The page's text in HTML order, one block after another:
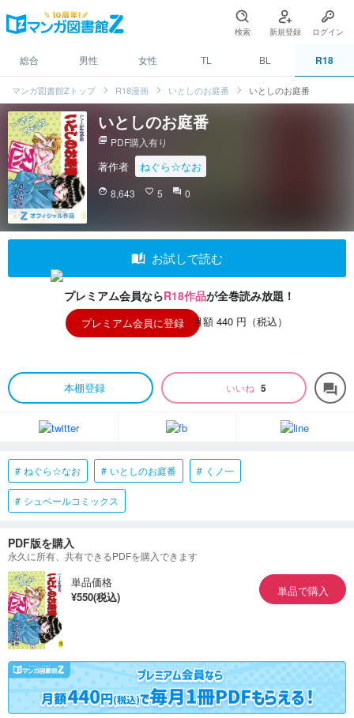
検索 新規登録 ログイン
総合 男性 女性 TL BL R18
マンガ図書館Zトップ R18漫画 いとしのお庭番 いとしのお庭番
いとしのお庭番
picture_as_pdf PDF購入有り
著作者 ねぐら☆なお
face 8,643 favorite_border 5 question_answer 0
auto_stories お試しで読む
プレミアム会員ならR18作品が全巻読み放題！
プレミアム会員に登録 月額 440 円（税込）
本棚登録 いいね 5 forum
ねぐら☆なお いとしのお庭番 くノ一
シュベールコミックス
PDF版を購入
永久に所有、共有できるPDFを購入できます
単品価格
¥550(税込)
単品で購入